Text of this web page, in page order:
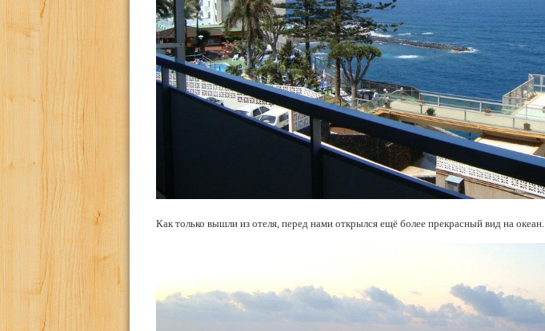
Как только вышли из отеля, перед нами открылся ещё более прекрасный вид на океан.